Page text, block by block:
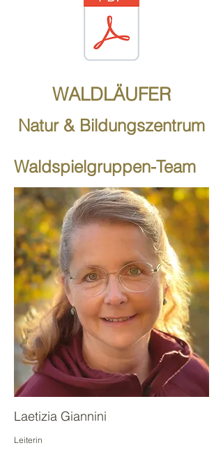
Natur & Bildungszentrum
WALDLÄUFER
Waldspielgruppen-Team
Laetizia Giannini
Leiterin